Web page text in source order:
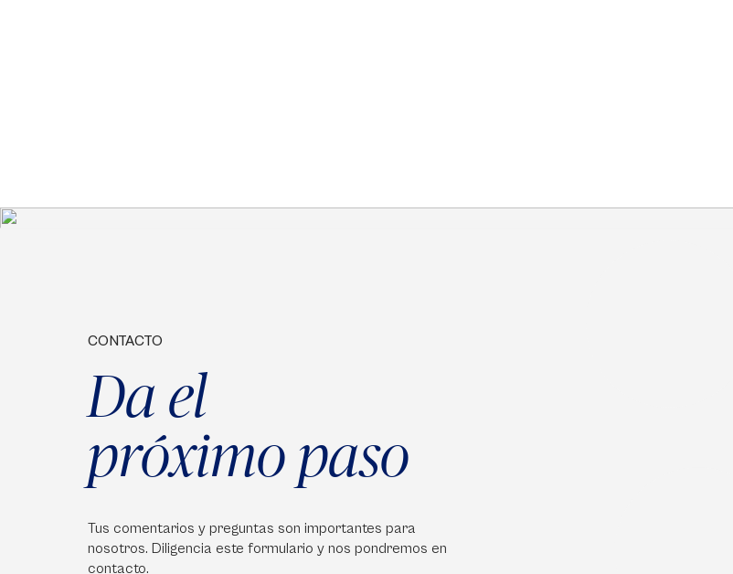
CONTACTO
Da el
próximo paso
Tus comentarios y preguntas son importantes para
nosotros. Diligencia este formulario y nos pondremos en
contacto.